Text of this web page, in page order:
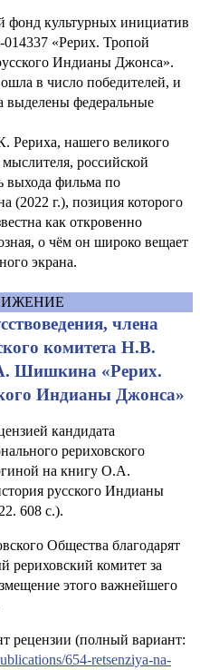
фонд культурных инициатив
«Рерих. Тропой
Индианы Джонса».
в число победителей, и
выделены федеральные
Рериха, нашего великого
российской
выхода фильма по
г.), позиция которого
как откровенно
о чём он широко вещает
экрана.
члена
комитета Н.В.
Шишкина «Рерих.
Индианы Джонса»
кандидата
рериховского
на книгу О.А.
русского Индианы
608 с.).
Общества благодарят
комитет за
этого важнейшего
рецензии (полный вариант:
654-retsenziya-na-